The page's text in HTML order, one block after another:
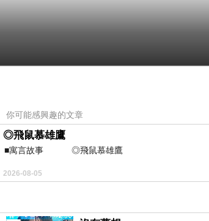
你可能感興趣的文章
◎飛鼠慕雄鷹
■寓言故事 ◎飛鼠慕雄鷹 ⊕潘
2026-08-05